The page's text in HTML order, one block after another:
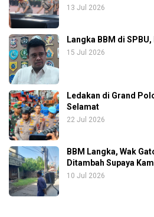
13 Jul 2026
Langka BBM di
15 Jul 2026
Ledakan di Grand
Selamat
22 Jul 2026
BBM Langka, Wak
Ditambah Supaya
10 Jul 2026